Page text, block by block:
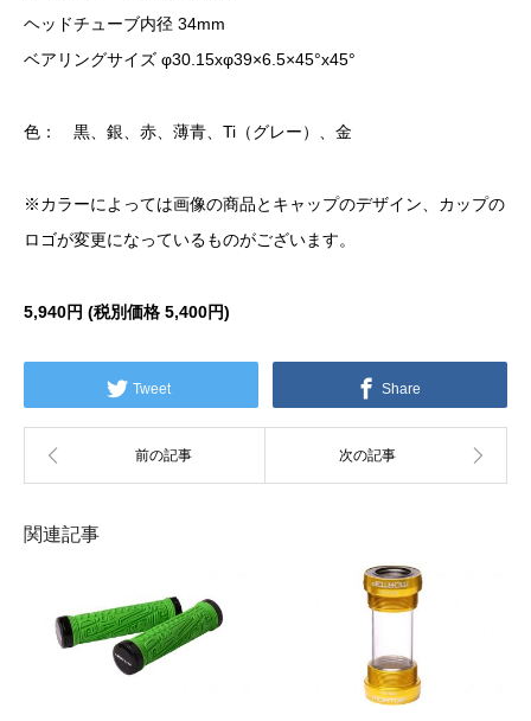
ヘッドチューブ内径 34mm
ベアリングサイズ φ30.15xφ39×6.5×45°x45°
色： 黒、銀、赤、薄青、Ti（グレー）、金
※カラーによっては画像の商品とキャップのデザイン、カップの
ロゴが変更になっているものがございます。
5,940円 (税別価格 5,400円)
Tweet Share
関連記事